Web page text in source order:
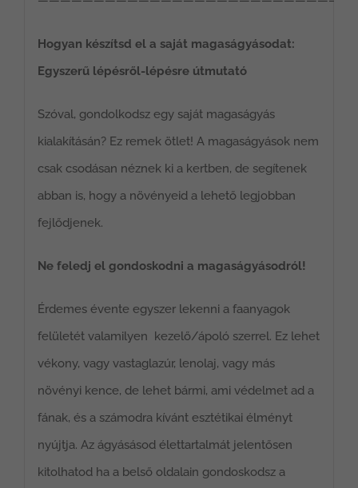
Hogyan készítsd el a saját magaságyásodat:
Egyszerű lépésről-lépésre útmutató
Szóval, gondolkodsz egy saját magaságyás
kialakításán? Ez remek ötlet! A magaságyások nem
csak csodásan néznek ki a kertben, de segítenek
abban is, hogy a növényeid a lehető legjobban
fejlődjenek.
Ne feledj el gondoskodni a magaságyásodról!
Érdemes évente egyszer lekenni a faanyagok
felületét valamilyen kezelő/ápoló szerrel. Ez lehet
vékony, vagy vastaglazúr, lenolaj, vagy más
növényi kence, de lehet bármi, ami védelmet ad a
fának, és a számodra kívánt esztétikai élményt
nyújtja. Az ágyásásod élettartalmát jelentősen
kitolhatod ha a belső oldalain gondoskodsz a